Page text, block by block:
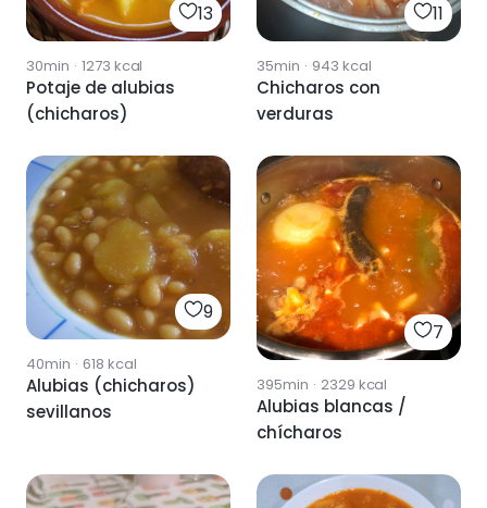
13
30min · 1273 kcal
Potaje de alubias
(chicharos)
11
35min · 943 kcal
Chicharos con
verduras
9
40min · 618 kcal
Alubias (chicharos)
sevillanos
7
395min · 2329 kcal
Alubias blancas /
chícharos